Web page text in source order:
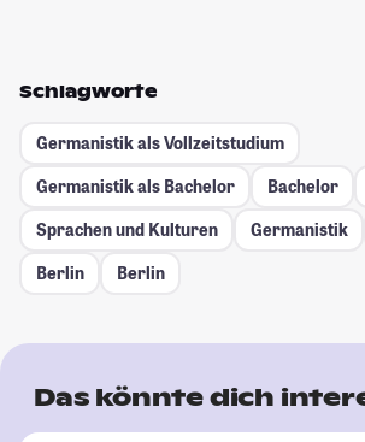
Schlagworte
Germanistik als Vollzeitstudium
Germanistik als Bachelor
Bachelor
Sprachen und Kulturen
Germanistik
Berlin
Berlin
Das könnte dich